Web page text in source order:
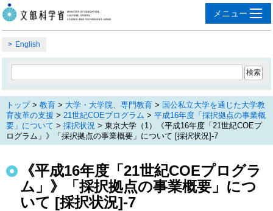
English
トップ> 教育 > 大学・大学院、専門教育 > 国公私立大学を通じた大学教
育改革の支援 > 21世紀COEプログラム > 平成16年度「採択拠点の事業概
要」について > 採択状況 > 東京大学（1）《平成16年度「21世紀COEプ
ログラム」》「採択拠点の事業概要」について [採択状況]-7
《平成16年度「21世紀COEプログラ
ム」》「採択拠点の事業概要」につ
いて [採択状況]-7